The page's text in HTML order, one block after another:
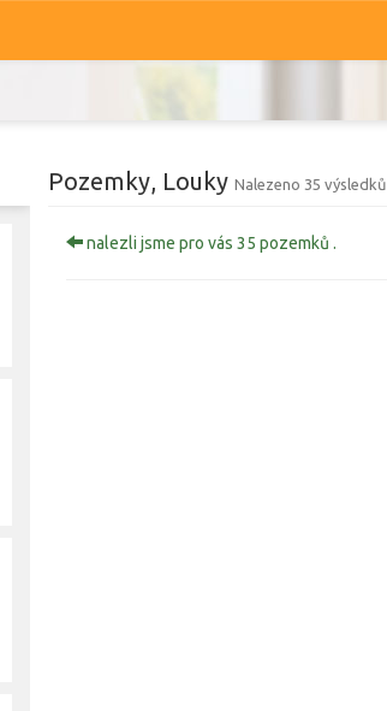
Pozemky, Louky Nalezeno 35 výsledků
nalezli jsme pro vás 35 pozemků .